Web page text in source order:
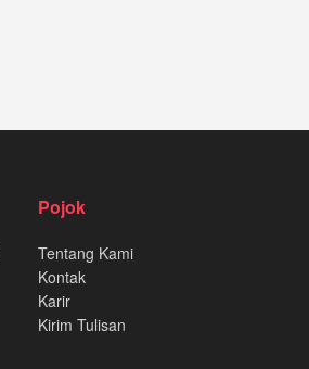
Pojok
Tentang Kami
Kontak
Karir
Kirim Tulisan